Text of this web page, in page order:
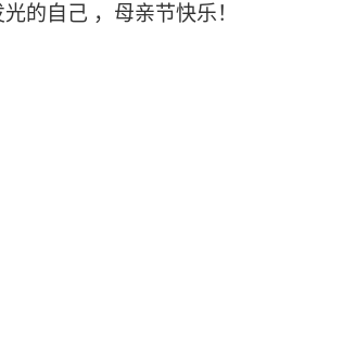
的自己 ，母亲节快乐！